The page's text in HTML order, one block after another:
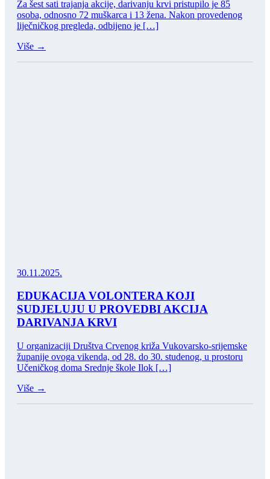
Za šest sati trajanja akcije, darivanju krvi pristupilo je 85
osoba, odnosno 72 muškarca i 13 žena. Nakon provedenog
liječničkog pregleda, odbijeno je […]
Više →
30.11.2025.
EDUKACIJA VOLONTERA KOJI
SUDJELUJU U PROVEDBI AKCIJA
DARIVANJA KRVI
U organizaciji Društva Crvenog križa Vukovarsko-srijemske
županije ovoga vikenda, od 28. do 30. studenog, u prostoru
Učeničkog doma Srednje škole Ilok […]
Više →